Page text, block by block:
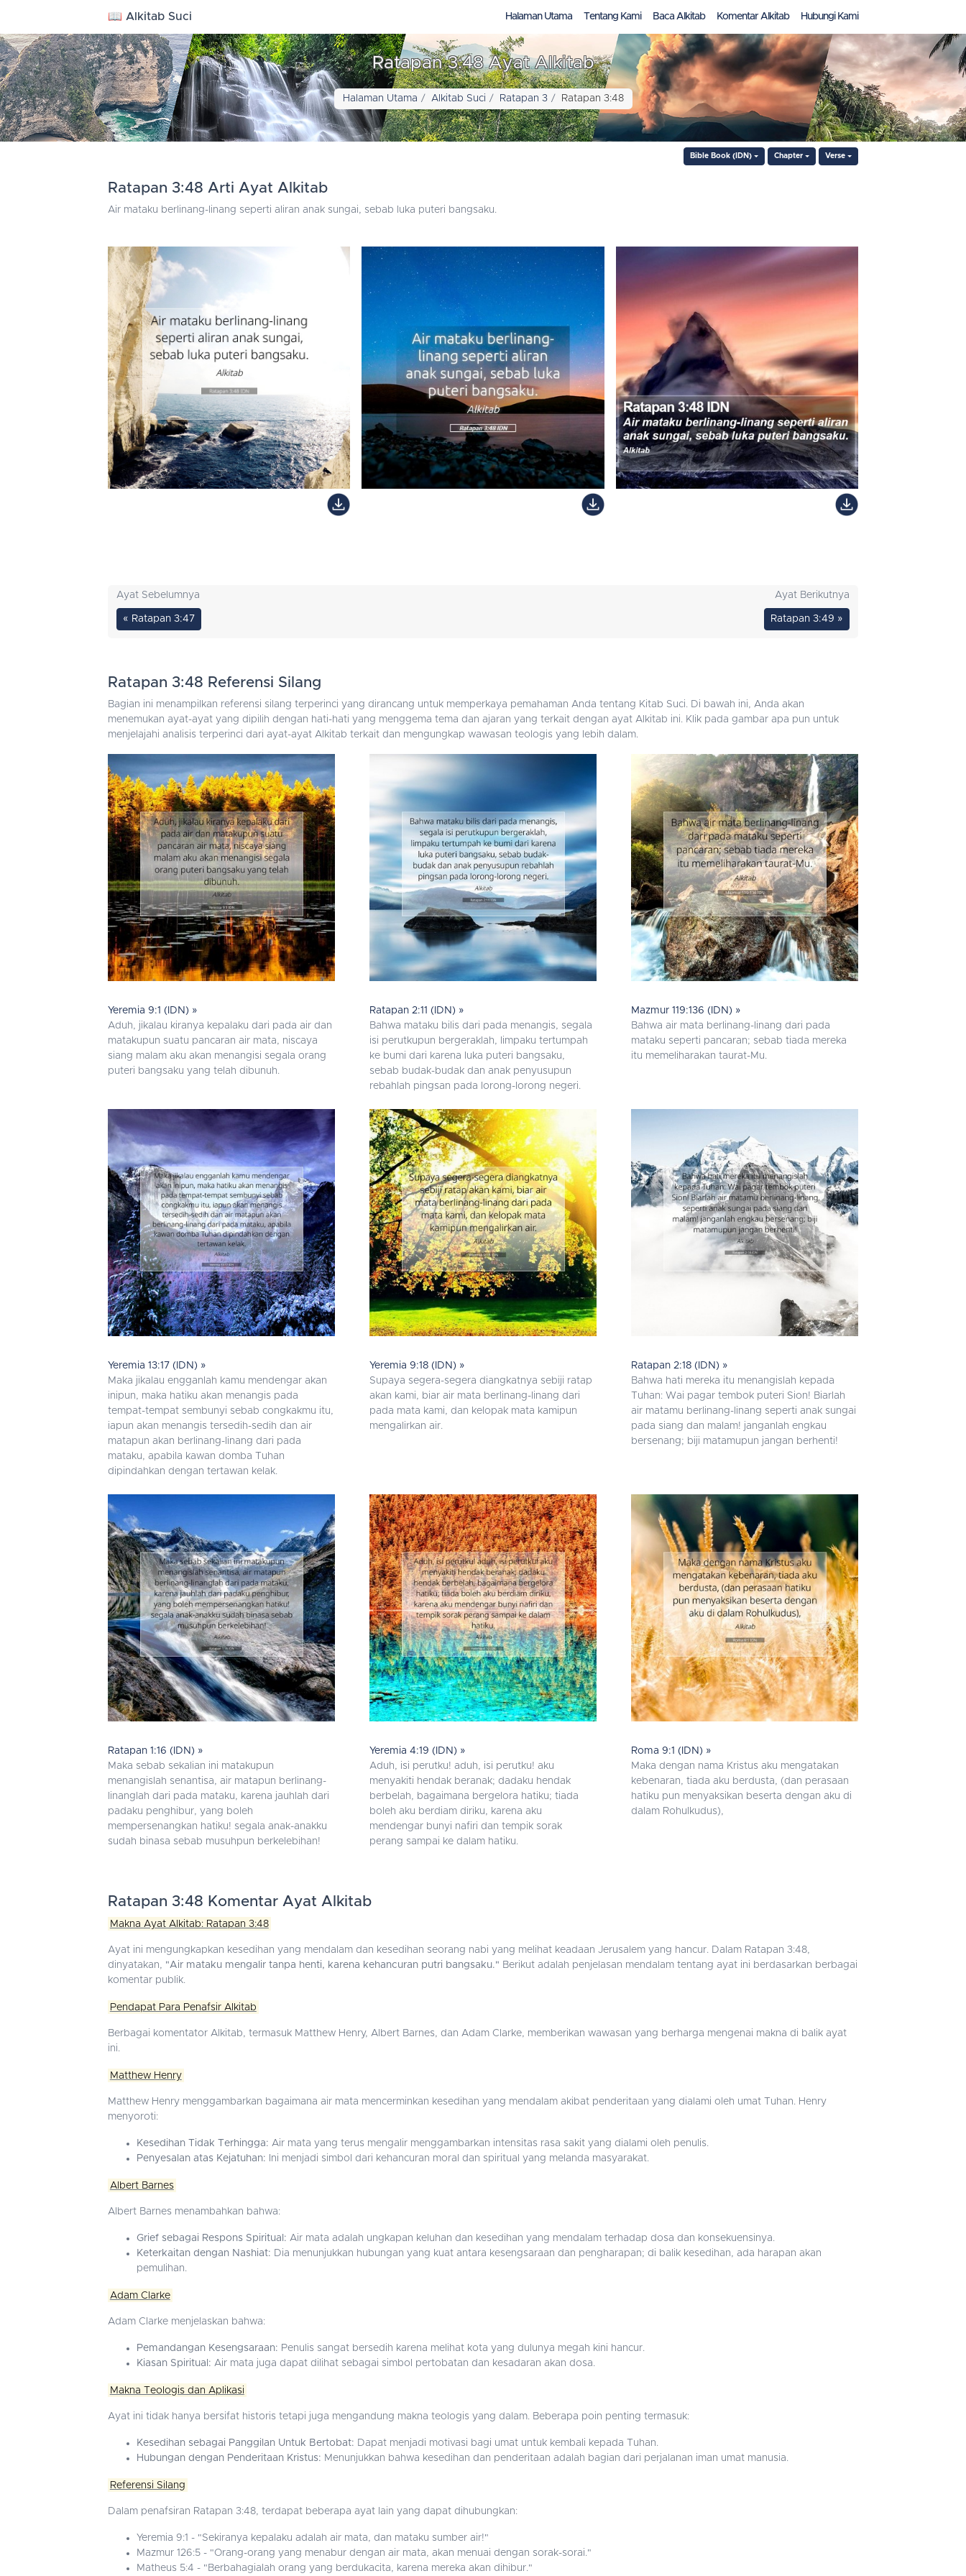
📖 Alkitab Suci Halaman Utama Tentang Kami Baca Alkitab Komentar Alkitab Hubungi Kami
Ratapan 3:48 Ayat Alkitab
Halaman Utama Alkitab Suci Ratapan 3 Ratapan 3:48
Bible Book (IDN) Chapter Verse
Ratapan 3:48 Arti Ayat Alkitab
Air mataku berlinang-linang seperti aliran anak sungai, sebab luka puteri bangsaku.
Ayat Sebelumnya
« Ratapan 3:47
Ayat Berikutnya
Ratapan 3:49 »
Ratapan 3:48 Referensi Silang
Bagian ini menampilkan referensi silang terperinci yang dirancang untuk memperkaya pemahaman Anda tentang Kitab Suci. Di bawah ini, Anda akan
menemukan ayat-ayat yang dipilih dengan hati-hati yang menggema tema dan ajaran yang terkait dengan ayat Alkitab ini. Klik pada gambar apa pun untuk
menjelajahi analisis terperinci dari ayat-ayat Alkitab terkait dan mengungkap wawasan teologis yang lebih dalam.
Yeremia 9:1 (IDN) »
Aduh, jikalau kiranya kepalaku dari pada air dan
matakupun suatu pancaran air mata, niscaya
siang malam aku akan menangisi segala orang
puteri bangsaku yang telah dibunuh.
Ratapan 2:11 (IDN) »
Bahwa mataku bilis dari pada menangis, segala
isi perutkupun bergeraklah, limpaku tertumpah
ke bumi dari karena luka puteri bangsaku,
sebab budak-budak dan anak penyusupun
rebahlah pingsan pada lorong-lorong negeri.
Mazmur 119:136 (IDN) »
Bahwa air mata berlinang-linang dari pada
mataku seperti pancaran; sebab tiada mereka
itu memeliharakan taurat-Mu.
Yeremia 13:17 (IDN) »
Maka jikalau engganlah kamu mendengar akan
inipun, maka hatiku akan menangis pada
tempat-tempat sembunyi sebab congkakmu itu,
iapun akan menangis tersedih-sedih dan air
matapun akan berlinang-linang dari pada
mataku, apabila kawan domba Tuhan
dipindahkan dengan tertawan kelak.
Yeremia 9:18 (IDN) »
Supaya segera-segera diangkatnya sebiji ratap
akan kami, biar air mata berlinang-linang dari
pada mata kami, dan kelopak mata kamipun
mengalirkan air.
Ratapan 2:18 (IDN) »
Bahwa hati mereka itu menangislah kepada
Tuhan: Wai pagar tembok puteri Sion! Biarlah
air matamu berlinang-linang seperti anak sungai
pada siang dan malam! janganlah engkau
bersenang; biji matamupun jangan berhenti!
Ratapan 1:16 (IDN) »
Maka sebab sekalian ini matakupun
menangislah senantisa, air matapun berlinang-
linanglah dari pada mataku, karena jauhlah dari
padaku penghibur, yang boleh
mempersenangkan hatiku! segala anak-anakku
sudah binasa sebab musuhpun berkelebihan!
Yeremia 4:19 (IDN) »
Aduh, isi perutku! aduh, isi perutku! aku
menyakiti hendak beranak; dadaku hendak
berbelah, bagaimana bergelora hatiku; tiada
boleh aku berdiam diriku, karena aku
mendengar bunyi nafiri dan tempik sorak
perang sampai ke dalam hatiku.
Roma 9:1 (IDN) »
Maka dengan nama Kristus aku mengatakan
kebenaran, tiada aku berdusta, (dan perasaan
hatiku pun menyaksikan beserta dengan aku di
dalam Rohulkudus),
Ratapan 3:48 Komentar Ayat Alkitab
Makna Ayat Alkitab: Ratapan 3:48
Ayat ini mengungkapkan kesedihan yang mendalam dan kesedihan seorang nabi yang melihat keadaan Jerusalem yang hancur. Dalam Ratapan 3:48,
dinyatakan, "Air mataku mengalir tanpa henti, karena kehancuran putri bangsaku." Berikut adalah penjelasan mendalam tentang ayat ini berdasarkan berbagai
komentar publik.
Pendapat Para Penafsir Alkitab
Berbagai komentator Alkitab, termasuk Matthew Henry, Albert Barnes, dan Adam Clarke, memberikan wawasan yang berharga mengenai makna di balik ayat
ini.
Matthew Henry
Matthew Henry menggambarkan bagaimana air mata mencerminkan kesedihan yang mendalam akibat penderitaan yang dialami oleh umat Tuhan. Henry
menyoroti:
Kesedihan Tidak Terhingga: Air mata yang terus mengalir menggambarkan intensitas rasa sakit yang dialami oleh penulis.
Penyesalan atas Kejatuhan: Ini menjadi simbol dari kehancuran moral dan spiritual yang melanda masyarakat.
Albert Barnes
Albert Barnes menambahkan bahwa:
Grief sebagai Respons Spiritual: Air mata adalah ungkapan keluhan dan kesedihan yang mendalam terhadap dosa dan konsekuensinya.
Keterkaitan dengan Nashiat: Dia menunjukkan hubungan yang kuat antara kesengsaraan dan pengharapan; di balik kesedihan, ada harapan akan
pemulihan.
Adam Clarke
Adam Clarke menjelaskan bahwa:
Pemandangan Kesengsaraan: Penulis sangat bersedih karena melihat kota yang dulunya megah kini hancur.
Kiasan Spiritual: Air mata juga dapat dilihat sebagai simbol pertobatan dan kesadaran akan dosa.
Makna Teologis dan Aplikasi
Ayat ini tidak hanya bersifat historis tetapi juga mengandung makna teologis yang dalam. Beberapa poin penting termasuk:
Kesedihan sebagai Panggilan Untuk Bertobat: Dapat menjadi motivasi bagi umat untuk kembali kepada Tuhan.
Hubungan dengan Penderitaan Kristus: Menunjukkan bahwa kesedihan dan penderitaan adalah bagian dari perjalanan iman umat manusia.
Referensi Silang
Dalam penafsiran Ratapan 3:48, terdapat beberapa ayat lain yang dapat dihubungkan:
Yeremia 9:1 - "Sekiranya kepalaku adalah air mata, dan mataku sumber air!"
Mazmur 126:5 - "Orang-orang yang menabur dengan air mata, akan menuai dengan sorak-sorai."
Matheus 5:4 - "Berbahagialah orang yang berdukacita, karena mereka akan dihibur."